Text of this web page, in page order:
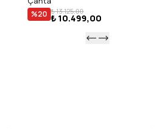
%20 ₺ 13.125,00
₺ 10.499,00